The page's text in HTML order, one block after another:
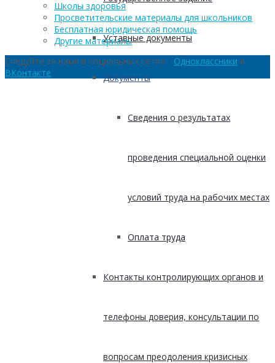
Уставные документы
Документы
Сведения о результатах
проведения специальной оценки
условий труда на рабочих местах
Оплата труда
Контакты контролирующих органов и
телефоны доверия, консультации по
вопросам преодоления кризисных
Школы здоровья
Просветительские материалы для школьников
Бесплатная юридическая помощь
Другие материалы
Следуйте за нами в социальных сетях: Одноклассники и
ВКонтакте